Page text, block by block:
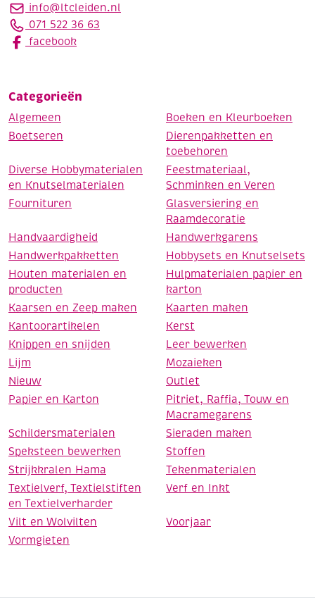
info@ltcleiden.nl
071 522 36 63
facebook
Categorieën
Algemeen
Boeken en Kleurboeken
Boetseren
Dierenpakketten en
toebehoren
Diverse Hobbymaterialen
en Knutselmaterialen
Feestmateriaal,
Schminken en Veren
Fournituren
Glasversiering en
Raamdecoratie
Handvaardigheid
Handwerkgarens
Handwerkpakketten
Hobbysets en Knutselsets
Houten materialen en
producten
Hulpmaterialen papier en
karton
Kaarsen en Zeep maken
Kaarten maken
Kantoorartikelen
Kerst
Knippen en snijden
Leer bewerken
Lijm
Mozaieken
Nieuw
Outlet
Papier en Karton
Pitriet, Raffia, Touw en
Macramegarens
Schildersmaterialen
Sieraden maken
Speksteen bewerken
Stoffen
Strijkkralen Hama
Tekenmaterialen
Textielverf, Textielstiften
en Textielverharder
Verf en Inkt
Vilt en Wolvilten
Voorjaar
Vormgieten